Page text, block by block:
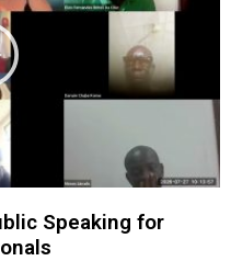
Speaking for